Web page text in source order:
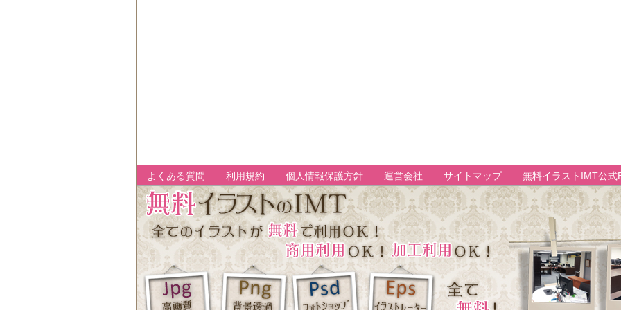
よくある質問 利用規約 個人情報保護方針 運営会社 サイトマップ 無料イラストIMT公式